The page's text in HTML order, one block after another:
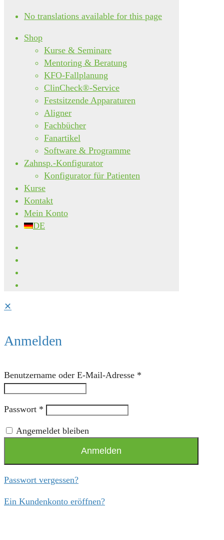
No translations available for this page
Shop
Kurse & Seminare
Mentoring & Beratung
KFO-Fallplanung
ClinCheck®-Service
Festsitzende Apparaturen
Aligner
Fachbücher
Fanartikel
Software & Programme
Zahnsp.-Konfigurator
Konfigurator für Patienten
Kurse
Kontakt
Mein Konto
DE
✕
Anmelden
Benutzername oder E-Mail-Adresse *
Passwort *
Angemeldet bleiben
Anmelden
Passwort vergessen?
Ein Kundenkonto eröffnen?